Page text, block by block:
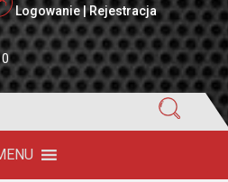
Logowanie | Rejestracja